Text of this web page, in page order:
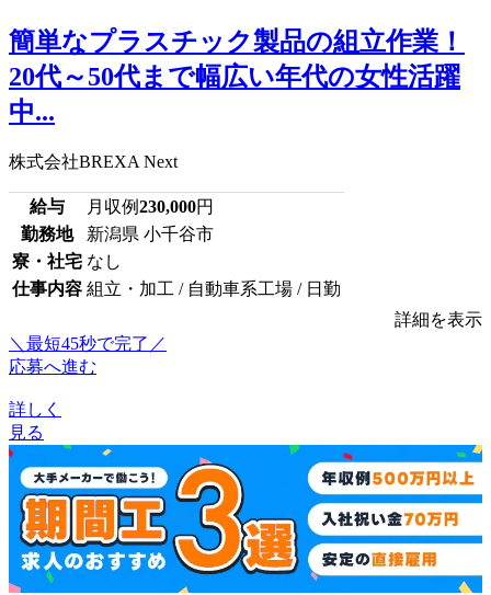
簡単なプラスチック製品の組立作業！
20代～50代まで幅広い年代の女性活躍
中...
株式会社BREXA Next
給与 月収例230,000円
勤務地
新潟県 小千谷市
寮・社宅 なし
仕事内容 組立・加工 / 自動車系工場 / 日勤
詳細を表示
＼最短45秒で完了／
応募へ進む
詳しく
見る